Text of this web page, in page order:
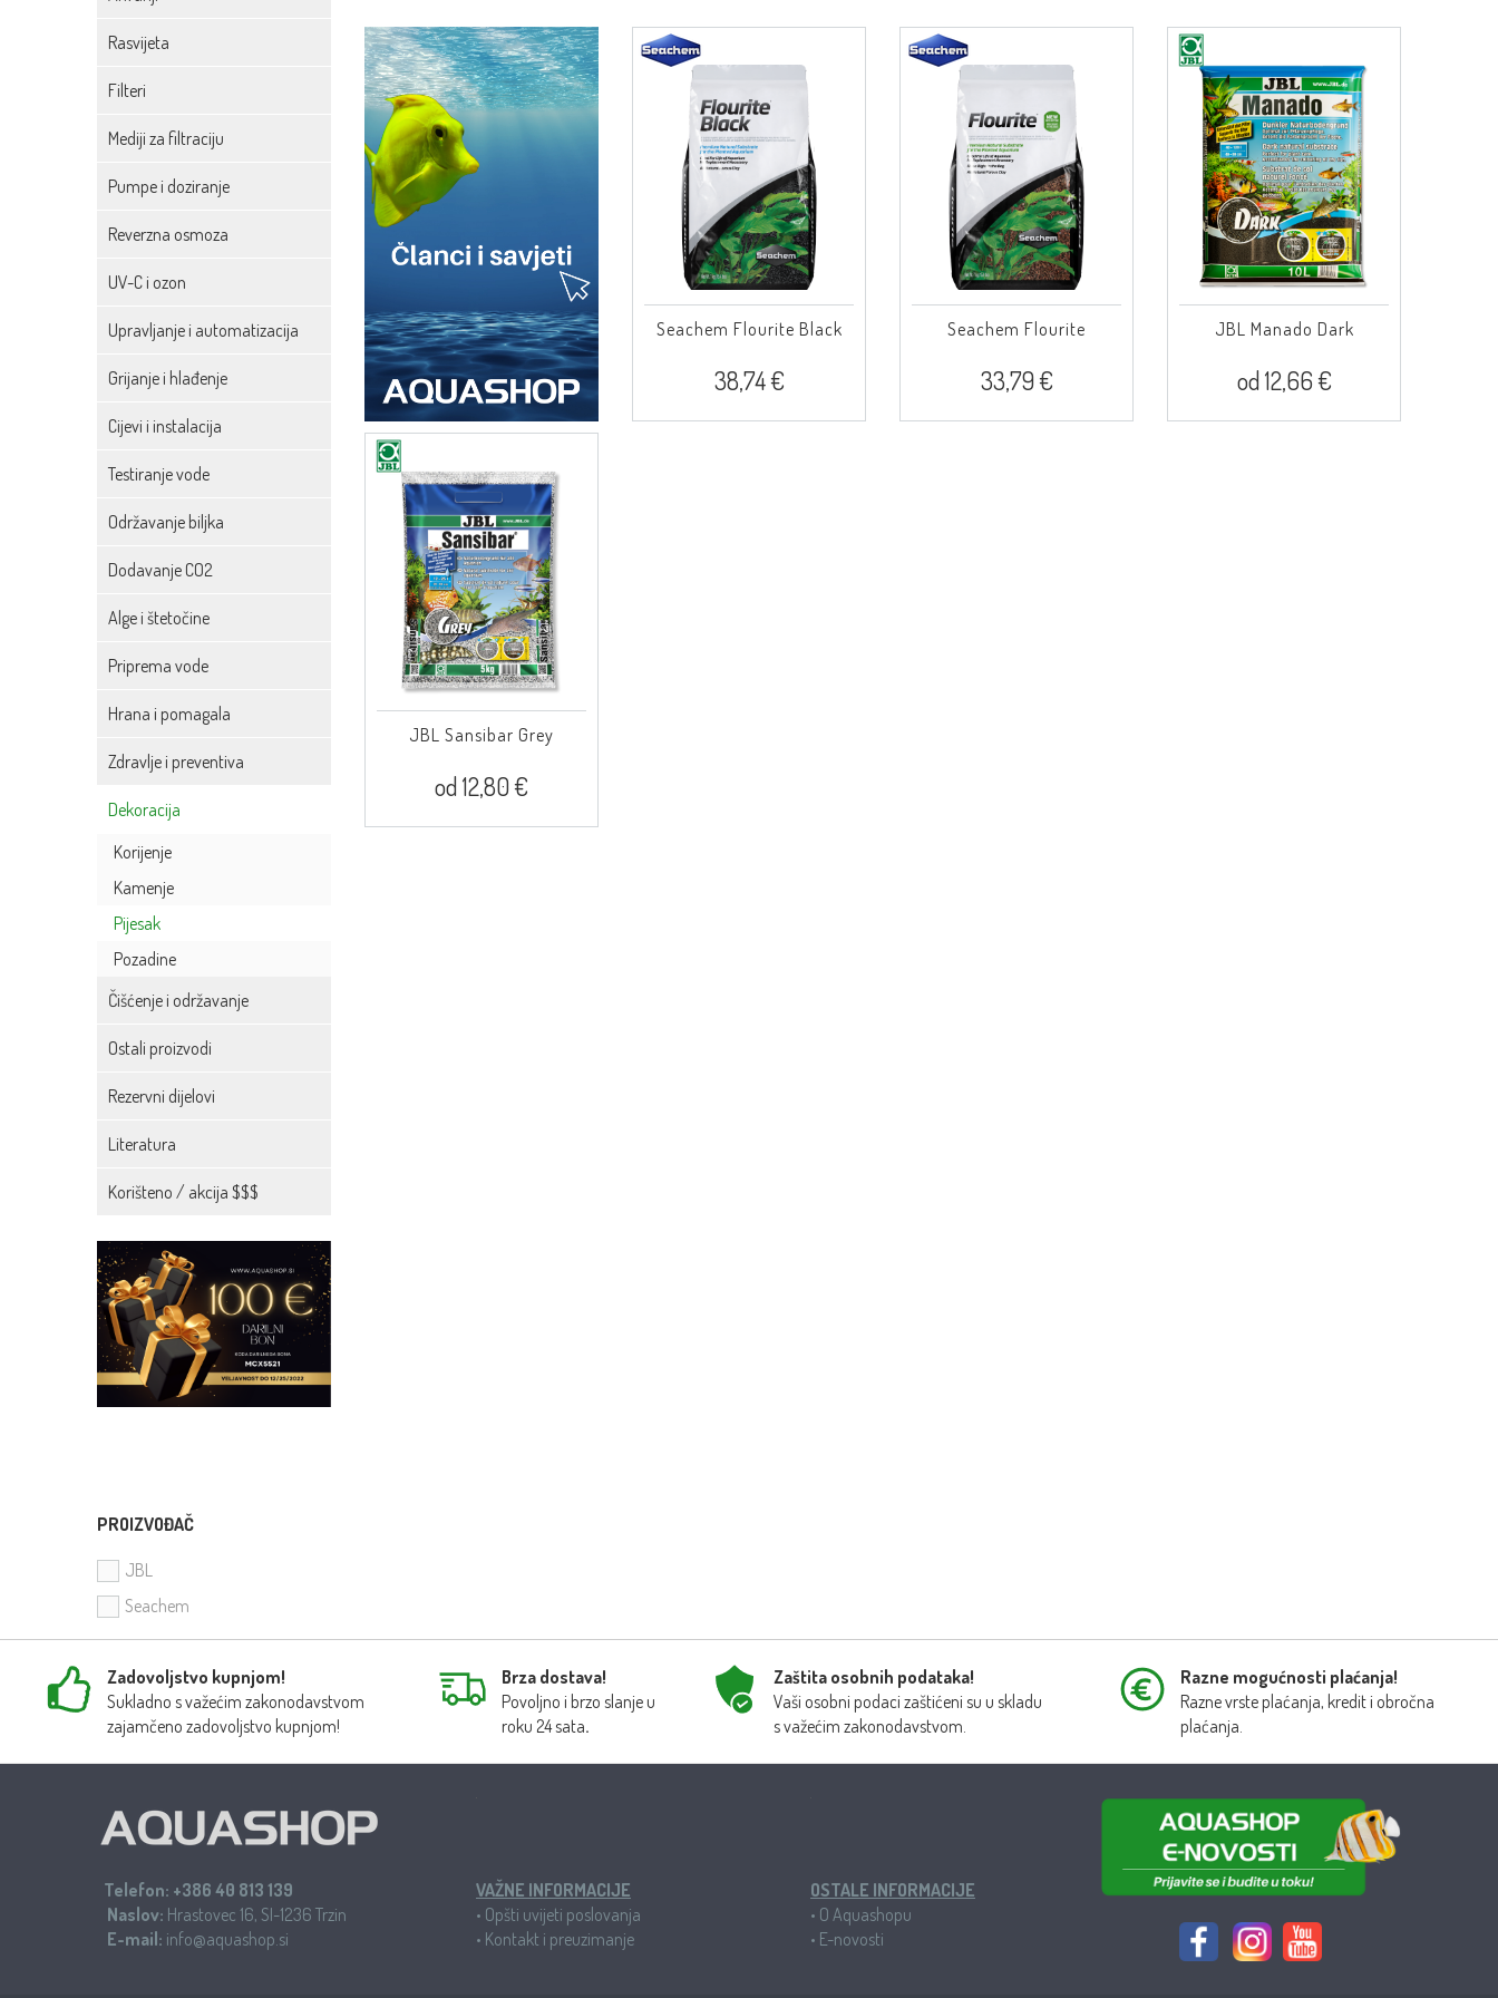
Rasvijeta
Filteri
Mediji za filtraciju
Pumpe i doziranje
Reverzna osmoza
UV-C i ozon
Upravljanje i automatizacija
Grijanje i hlađenje
Cijevi i instalacija
Testiranje vode
Održavanje biljka
Dodavanje CO2
Alge i štetočine
Priprema vode
Hrana i pomagala
Zdravlje i preventiva
Dekoracija
Korijenje
Kamenje
Pijesak
Pozadine
Čišćenje i održavanje
Ostali proizvodi
Rezervni dijelovi
Literatura
Korišteno / akcija $$$
PROIZVOĐAČ
JBL
Seachem
Seachem Flourite Black
38,74 €
Seachem Flourite
33,79 €
JBL Manado Dark
od 12,66 €
JBL Sansibar Grey
od 12,80 €
Zadovoljstvo kupnjom!
Sukladno s važećim zakonodavstvom
zajamčeno zadovoljstvo kupnjom!
Brza dostava!
Povoljno i brzo slanje u
roku 24 sata.
Zaštita osobnih podataka!
Vaši osobni podaci zaštićeni su u skladu
s važećim zakonodavstvom.
Razne mogućnosti plaćanja!
Razne vrste plaćanja, kredit i obročna
plaćanja.
Telefon: +386 40 813 139
Naslov: Hrastovec 16, SI-1236 Trzin
E-mail: info@aquashop.si
VAŽNE INFORMACIJE
• Opšti uvijeti poslovanja
• Kontakt i preuzimanje
OSTALE INFORMACIJE
• O Aquashopu
• E-novosti